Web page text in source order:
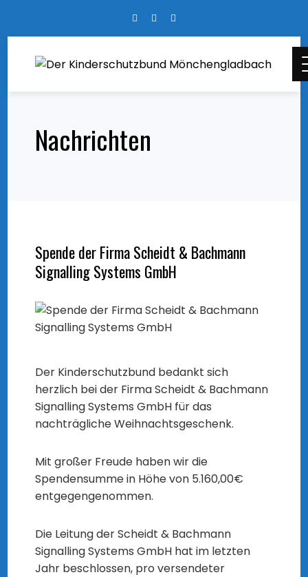
Nachrichten
Spende der Firma Scheidt & Bachmann
Signalling Systems GmbH
Der Kinderschutzbund bedankt sich
herzlich bei der Firma Scheidt & Bachmann
Signalling Systems GmbH für das
nachträgliche Weihnachtsgeschenk.
Mit großer Freude haben wir die
Spendensumme in Höhe von 5.160,00€
entgegengenommen.
Die Leitung der Scheidt & Bachmann
Signalling Systems GmbH hat im letzten
Jahr beschlossen, pro versendeter